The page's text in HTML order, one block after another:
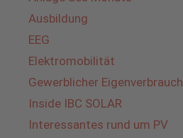
Ausbildung
EEG
Elektromobilität
Gewerblicher Eigenverbrauch
Inside IBC SOLAR
Interessantes rund um PV